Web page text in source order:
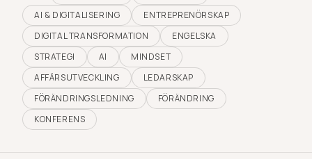
AI & DIGITALISERING
ENTREPRENÖRSKAP
DIGITAL TRANSFORMATION
ENGELSKA
STRATEGI
AI
MINDSET
AFFÄRSUTVECKLING
LEDARSKAP
FÖRÄNDRINGSLEDNING
FÖRÄNDRING
KONFERENS